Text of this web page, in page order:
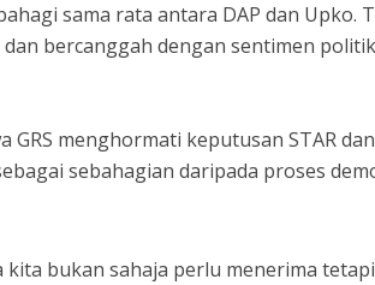
sama rata antara DAP dan Upko.
bercanggah dengan sentimen
GRS menghormati keputusan STAR
sebahagian daripada proses
kita bukan sahaja perlu menerima